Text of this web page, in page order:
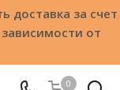
доставка за счет
от
0